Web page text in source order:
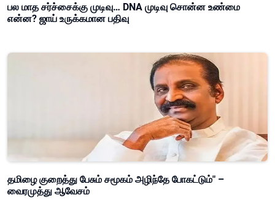
பல மாத சர்ச்சைக்கு முடிவு… DNA முடிவு சொன்ன உண்மை
என்ன? ஜாய் உருக்கமான பதிவு
தமிழை குறைத்து பேசும் சமூகம் அழிந்தே போகட்டும்" –
வைரமுத்து ஆவேசம்